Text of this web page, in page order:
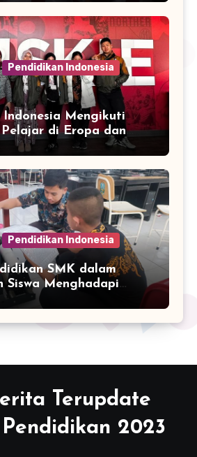
Pendidikan Indonesia
Indonesia Mengikuti
di Eropa dan
Pendidikan Indonesia
SMK dalam
Siswa Menghadapi
Terupdate
2023